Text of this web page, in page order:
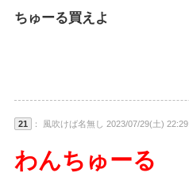
ちゅーる買えよ
21 ： 風吹けば名無し 2023/07/29(土)
わんちゅーる